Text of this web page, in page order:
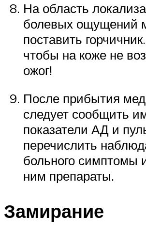
На область
болевых ощущений
поставить
чтобы на коже не
ожог!
После прибытия
следует сообщить
показатели АД и
перечислить
больного симптомы
ним препараты.
Замирание